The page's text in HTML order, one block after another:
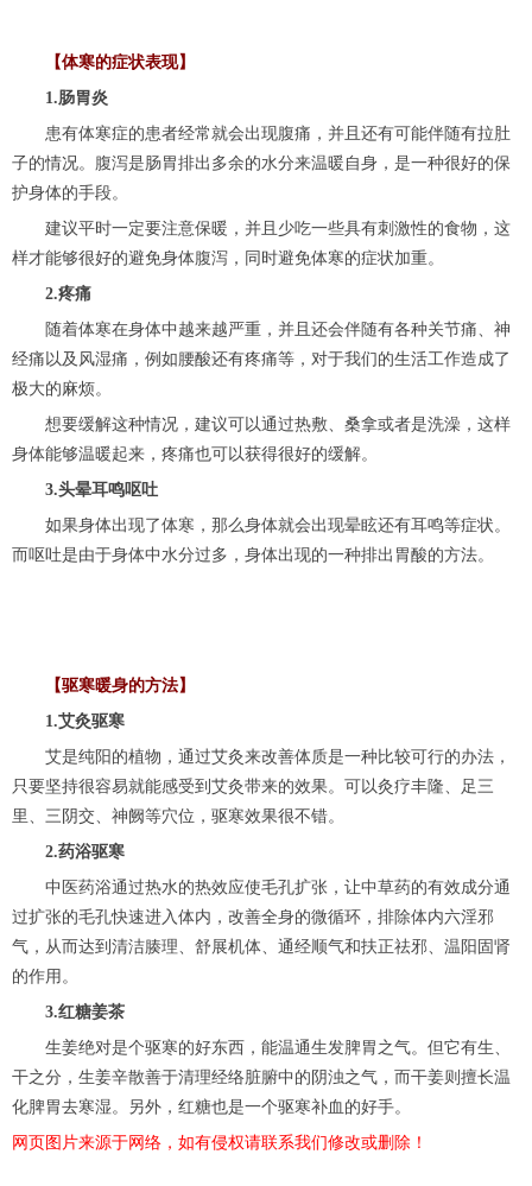
【体寒的症状表现】
1.肠胃炎
患有体寒症的患者经常就会出现腹痛，并且还有可能伴随有拉肚
子的情况。腹泻是肠胃排出多余的水分来温暖自身，是一种很好的保
护身体的手段。
建议平时一定要注意保暖，并且少吃一些具有刺激性的食物，这
样才能够很好的避免身体腹泻，同时避免体寒的症状加重。
2.疼痛
随着体寒在身体中越来越严重，并且还会伴随有各种关节痛、神
经痛以及风湿痛，例如腰酸还有疼痛等，对于我们的生活工作造成了
极大的麻烦。
想要缓解这种情况，建议可以通过热敷、桑拿或者是洗澡，这样
身体能够温暖起来，疼痛也可以获得很好的缓解。
3.头晕耳鸣呕吐
如果身体出现了体寒，那么身体就会出现晕眩还有耳鸣等症状。
而呕吐是由于身体中水分过多，身体出现的一种排出胃酸的方法。
【驱寒暖身的方法】
1.艾灸驱寒
艾是纯阳的植物，通过艾灸来改善体质是一种比较可行的办法，
只要坚持很容易就能感受到艾灸带来的效果。可以灸疗丰隆、足三
里、三阴交、神阙等穴位，驱寒效果很不错。
2.药浴驱寒
中医药浴通过热水的热效应使毛孔扩张，让中草药的有效成分通
过扩张的毛孔快速进入体内，改善全身的微循环，排除体内六淫邪
气，从而达到清洁腠理、舒展机体、通经顺气和扶正祛邪、温阳固肾
的作用。
3.红糖姜茶
生姜绝对是个驱寒的好东西，能温通生发脾胃之气。但它有生、
干之分，生姜辛散善于清理经络脏腑中的阴浊之气，而干姜则擅长温
化脾胃去寒湿。另外，红糖也是一个驱寒补血的好手。
网页图片来源于网络，如有侵权请联系我们修改或删除！